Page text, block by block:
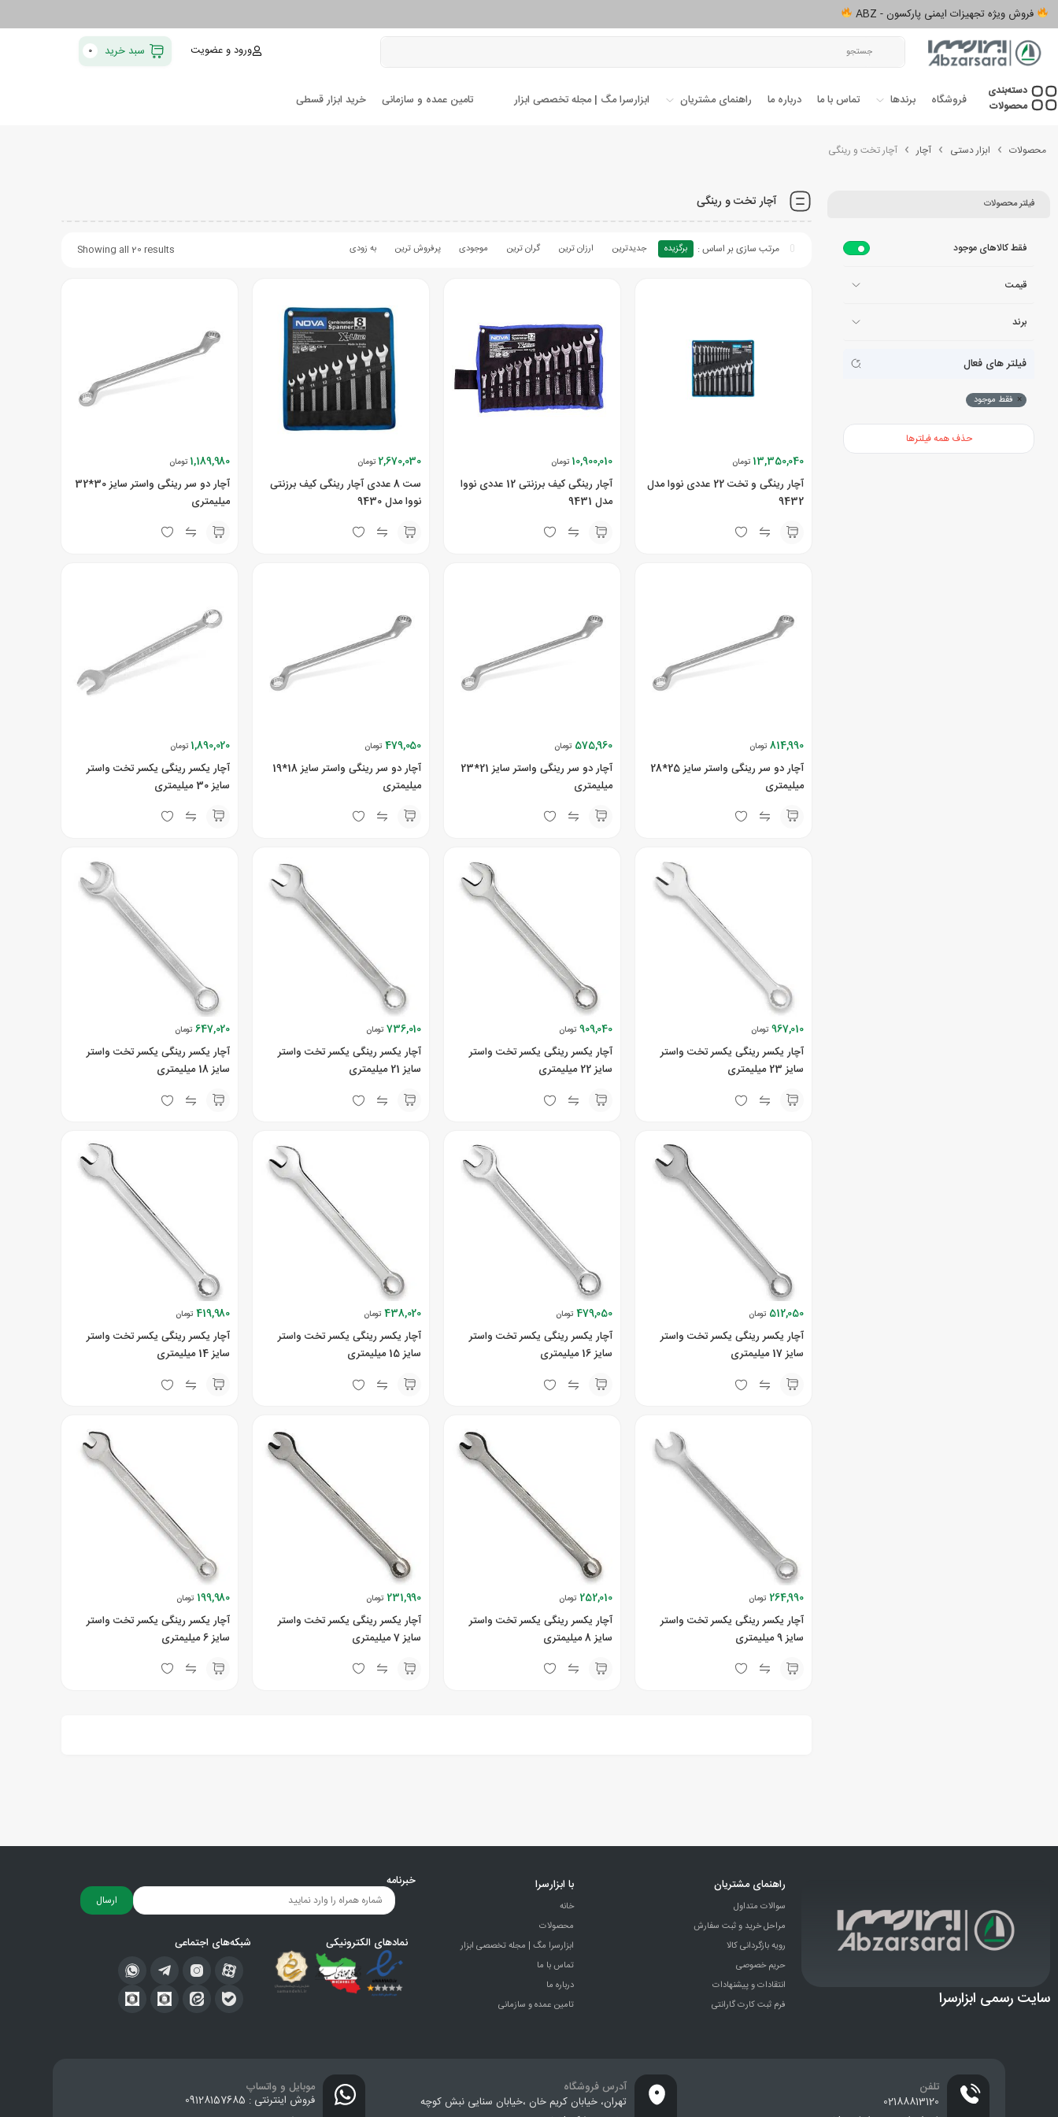
فروش ویژه تجهیزات ایمنی پارکسون - ABZ
ورود و عضویت سبد خرید 0
دسته‌بندی‌
محصولات
فروشگاه برندها تماس با ما درباره ما راهنمای مشتریان ابزارسرا مگ | مجله تخصصی ابزار تامین عمده و سازمانی خرید ابزار قسطی
محصولات ابزار دستی آچار آچار تخت و رینگی
فیلتر محصولات
فقط کالاهای موجود
قیمت
برند
فیلتر های فعال
فقط موجود ×
حذف همه فیلترها
آچار تخت و رینگی
Showing all 20 results برگزیده جدیدترین ارزان ترین گران ترین موجودی پرفروش ترین به زودی
13,350,040 تومان
آچار رینگی و تخت 22 عددی نووا مدل
9432
10,900,010 تومان
آچار رینگی کیف برزنتی 12 عددی نووا
مدل 9431
2,670,030 تومان
ست 8 عددی آچار رینگی کیف برزنتی
نووا مدل 9430
1,189,980 تومان
آچار دو سر رینگی واستر سایز 30*32
میلیمتری
814,990 تومان
آچار دو سر رینگی واستر سایز 25*28
میلیمتری
575,960 تومان
آچار دو سر رینگی واستر سایز 21*23
میلیمتری
479,050 تومان
آچار دو سر رینگی واستر سایز 18*19
میلیمتری
1,890,020 تومان
آچار یکسر رینگی یکسر تخت واستر
سایز 30 میلیمتری
967,010 تومان
آچار یکسر رینگی یکسر تخت واستر
سایز 23 میلیمتری
909,040 تومان
آچار یکسر رینگی یکسر تخت واستر
سایز 22 میلیمتری
736,010 تومان
آچار یکسر رینگی یکسر تخت واستر
سایز 21 میلیمتری
647,020 تومان
آچار یکسر رینگی یکسر تخت واستر
سایز 18 میلیمتری
512,050 تومان
آچار یکسر رینگی یکسر تخت واستر
سایز 17 میلیمتری
479,050 تومان
آچار یکسر رینگی یکسر تخت واستر
سایز 16 میلیمتری
438,020 تومان
آچار یکسر رینگی یکسر تخت واستر
سایز 15 میلیمتری
419,980 تومان
آچار یکسر رینگی یکسر تخت واستر
سایز 14 میلیمتری
264,990 تومان
آچار یکسر رینگی یکسر تخت واستر
سایز 9 میلیمتری
252,010 تومان
آچار یکسر رینگی یکسر تخت واستر
سایز 8 میلیمتری
231,990 تومان
آچار یکسر رینگی یکسر تخت واستر
سایز 7 میلیمتری
199,980 تومان
آچار یکسر رینگی یکسر تخت واستر
سایز 6 میلیمتری
سایت رسمی ابزارسرا
راهنمای مشتریان
سوالات متداول
مراحل خرید و ثبت سفارش
رویه بازگردانی کالا
حریم خصوصی
انتقادات و پيشنهادات
فرم ثبت کارت گارانتی
با ابزارسرا
خانه
محصولات
ابزارسرا مگ | مجله تخصصی ابزار
تماس با ما
درباره ما
تامین عمده و سازمانی
خبرنامه
ارسال
نمادهای الکترونیکی شبکه‌های اجتماعی
تلفن
02188813120
آدرس فروشگاه
تهران، خيابان كريم خان ،خيابان سنایی نبش کوچه
موبایل و واتساپ
فروش اینترنتی : 09128157685